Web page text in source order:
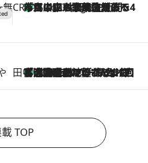
CREA'S CHOICE
8 Hours Ago
「立川にも歌舞伎があるんだよ」 片岡仁左衛門・市川中車ら豪華座組みで4年目の立川立飛歌舞伎へ
田中稲の勝手に再ブーム
2026.8.7
「湘南乃風に憧れて」観客大盛上がりの“タオル回し”に、ラッパー顔負けの高速歌唱まで…さだまさし（74）のアグレッシブすぎる現在地
TOP